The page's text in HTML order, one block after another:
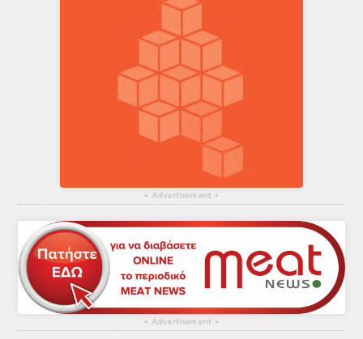
▴ Advertisement ▴
▴ Advertisement ▴